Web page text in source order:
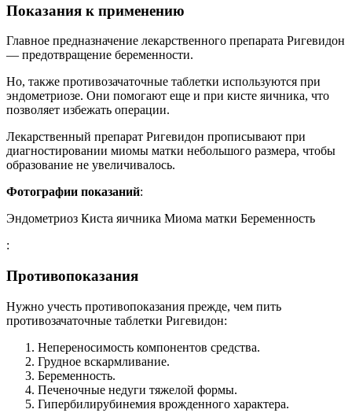
Показания к применению
Главное предназначение лекарственного препарата Ригевидон
— предотвращение беременности.
Но, также противозачаточные таблетки используются при
эндометриозе. Они помогают еще и при кисте яичника, что
позволяет избежать операции.
Лекарственный препарат Ригевидон прописывают при
диагностировании миомы матки небольшого размера, чтобы
образование не увеличивалось.
Фотографии показаний:
Эндометриоз Киста яичника Миома матки Беременность
:
Противопоказания
Нужно учесть противопоказания прежде, чем пить
противозачаточные таблетки Ригевидон:
Непереносимость компонентов средства.
Грудное вскармливание.
Беременность.
Печеночные недуги тяжелой формы.
Гипербилирубинемия врожденного характера.